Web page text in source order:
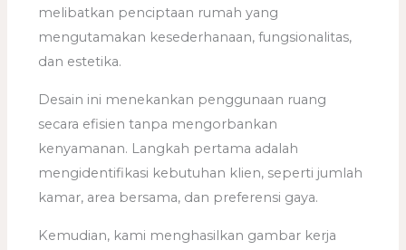
melibatkan penciptaan rumah yang
mengutamakan kesederhanaan, fungsionalitas,
dan estetika.
Desain ini menekankan penggunaan ruang
secara efisien tanpa mengorbankan
kenyamanan. Langkah pertama adalah
mengidentifikasi kebutuhan klien, seperti jumlah
kamar, area bersama, dan preferensi gaya.
Kemudian, kami menghasilkan gambar kerja